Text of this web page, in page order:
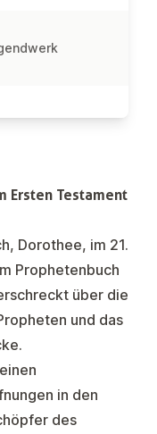
Ersten Testament
Dorothee, im 21.
Prophetenbuch
über die
und das
in den
des